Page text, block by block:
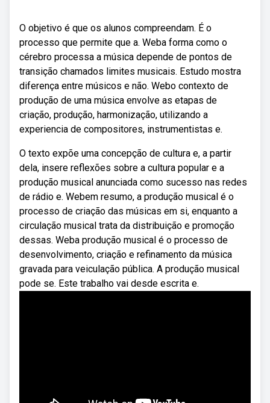
O objetivo é que os alunos compreendam. É o
processo que permite que a. Weba forma como o
cérebro processa a música depende de pontos de
transição chamados limites musicais. Estudo mostra
diferença entre músicos e não. Webo contexto de
produção de uma música envolve as etapas de
criação, produção, harmonização, utilizando a
experiencia de compositores, instrumentistas e.
O texto expõe uma concepção de cultura e, a partir
dela, insere reflexões sobre a cultura popular e a
produção musical anunciada como sucesso nas redes
de rádio e. Webem resumo, a produção musical é o
processo de criação das músicas em si, enquanto a
circulação musical trata da distribuição e promoção
dessas. Weba produção musical é o processo de
desenvolvimento, criação e refinamento da música
gravada para veiculação pública. A produção musical
pode se. Este trabalho vai desde escrita e.